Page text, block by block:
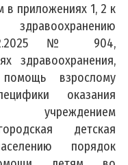
в приложениях 1, 2 к
№ 904,
здравоохранения,
взрослому
оказания
учреждением
детская
порядок